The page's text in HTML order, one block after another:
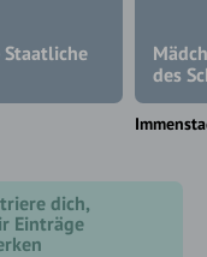
Staatliche
des
dich,
Einträge